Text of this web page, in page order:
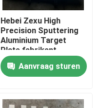
Hebei Zexu High
Precision Sputtering
Aluminium Target
Plate fabrikant
Aanvraag sturen